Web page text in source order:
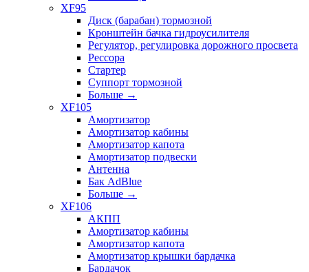
XF95
Диск (барабан) тормозной
Кронштейн бачка гидроусилителя
Регулятор, регулировка дорожного просвета
Рессора
Стартер
Суппорт тормозной
Больше →
XF105
Амортизатор
Амортизатор кабины
Амортизатор капота
Амортизатор подвески
Антенна
Бак AdBlue
Больше →
XF106
АКПП
Амортизатор кабины
Амортизатор капота
Амортизатор крышки бардачка
Бардачок